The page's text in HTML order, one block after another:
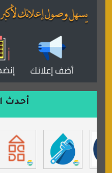
المكتبة الصوتية
منتدى عدلات
موقع مداد الإسلامي
ورشة زهرة لورا
موقع حراج خدمة
تي في قران
موسوعة نور الرحمن
أحدث